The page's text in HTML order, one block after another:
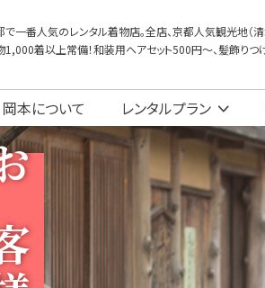
で一番人気のレンタル着物店。全店、京都人気観光地（清
1,000着以上常備！和装用ヘアセット500円〜、髪飾りつ
岡本について レンタルプラン